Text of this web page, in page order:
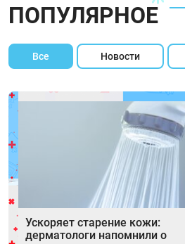
ПОПУЛЯРНОЕ
Все Новости
Ускоряет старение кожи:
дерматологи напомнили о